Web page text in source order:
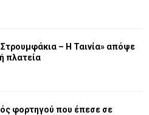
– Η Ταινία» απόψε
πλατεία
φορτηγού που έπεσε σε